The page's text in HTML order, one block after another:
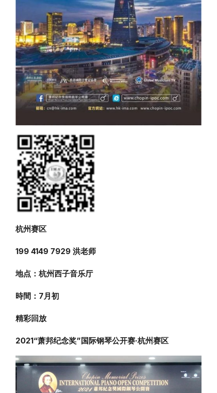
杭州赛区
199 4149 7929 洪老师
地点：杭州西子音乐厅
時間：7月初
精彩回放
2021“萧邦纪念奖”国际钢琴公开赛·杭州赛区